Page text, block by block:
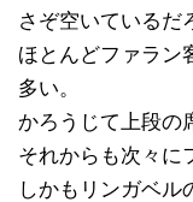
さぞ空いているだ
ほとんどファラン
多い。
かろうじて上段の
それからも次々に
しかもリンガベル